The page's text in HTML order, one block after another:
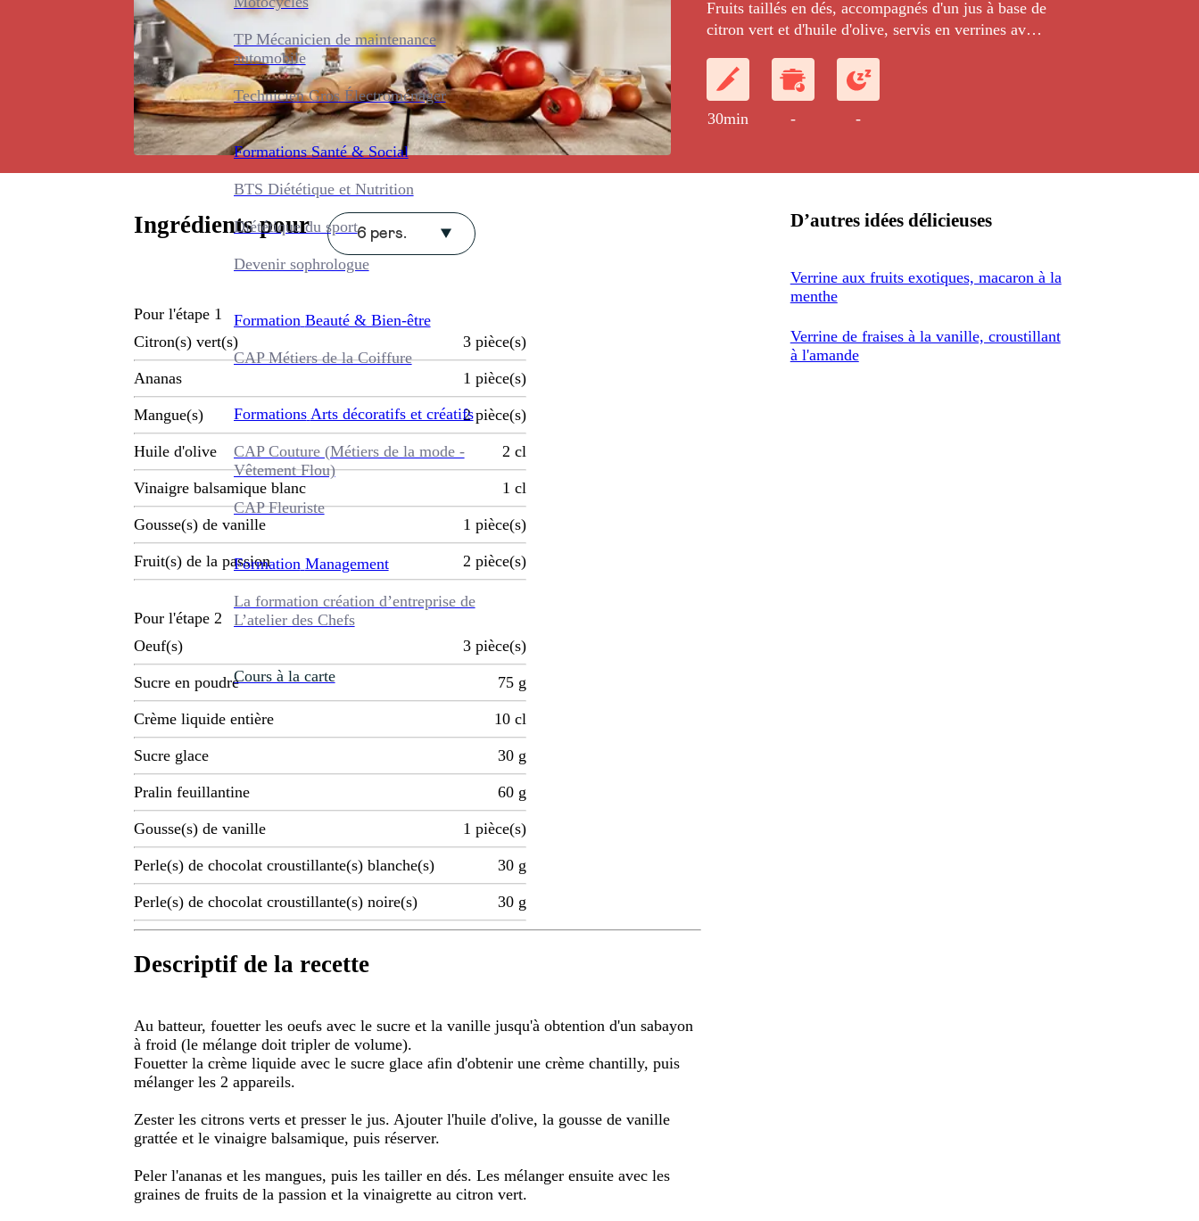
TP Mécanicien de maintenance
automobile
Technicien Gros Électroménager
Formations Santé & Social
BTS Diététique et Nutrition
Diététique du sport
Devenir sophrologue
Formation Beauté & Bien-être
CAP Métiers de la Coiffure
Formations Arts décoratifs et créatifs
CAP Couture (Métiers de la mode -
Vêtement Flou)
CAP Fleuriste
Formation Management
La formation création d’entreprise de
L’atelier des Chefs
Cours à la carte
Fruits taillés en dés, accompagnés d'un jus à base de
citron vert et d'huile d'olive, servis en verrines avec
chalumeau).
30min - -
Ingrédients pour 6 pers.
Pour l'étape 1
Citron(s) vert(s)
3 pièce(s)
Ananas 1 pièce(s)
Mangue(s) 2 pièce(s)
Huile d'olive 2 cl
Vinaigre balsamique blanc 1 cl
Gousse(s) de vanille 1 pièce(s)
Fruit(s) de la passion 2 pièce(s)
Pour l'étape 2
Oeuf(s)
3 pièce(s)
Sucre en poudre 75 g
Crème liquide entière 10 cl
Sucre glace 30 g
Pralin feuillantine 60 g
Gousse(s) de vanille 1 pièce(s)
Perle(s) de chocolat croustillante(s) blanche(s) 30 g
Perle(s) de chocolat croustillante(s) noire(s) 30 g
Descriptif de la recette
Au batteur, fouetter les oeufs avec le sucre et la vanille jusqu'à obtention d'un sabayon
à froid (le mélange doit tripler de volume).
Fouetter la crème liquide avec le sucre glace afin d'obtenir une crème chantilly, puis
mélanger les 2 appareils.
Zester les citrons verts et presser le jus. Ajouter l'huile d'olive, la gousse de vanille
grattée et le vinaigre balsamique, puis réserver.
Peler l'ananas et les mangues, puis les tailler en dés. Les mélanger ensuite avec les
graines de fruits de la passion et la vinaigrette au citron vert.
D’autres idées délicieuses
Verrine aux fruits exotiques, macaron à la
menthe
Verrine de fraises à la vanille, croustillant
à l'amande